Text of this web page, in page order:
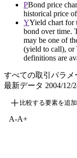
PBond price
historical price
YYield chart for
bond over time.
may be one of
(yield to call), or
definitions are
すべての取引パラ
最新データ 2004/12/
比較する要素を追加